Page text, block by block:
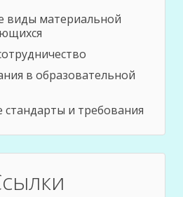
виды материальной
в образовательной
и требования